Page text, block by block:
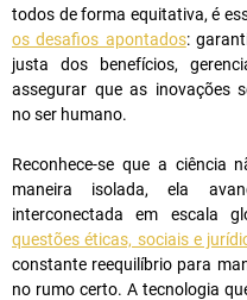
todos de forma equitativa, é
os desafios apontados:
justa dos benefícios,
assegurar que as inovações
no ser humano.
Reconhece-se que a ciência
maneira isolada, ela
questões éticas, sociais e
constante reequilíbrio para
no rumo certo. A tecnologia